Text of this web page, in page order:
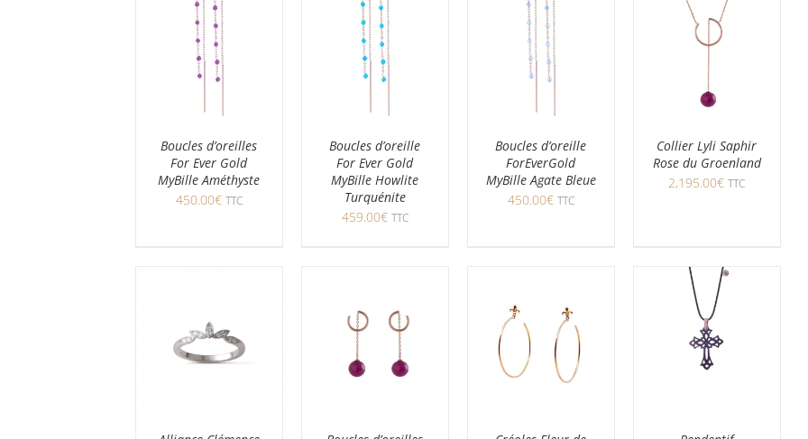
Boucles d’oreilles
For Ever Gold
MyBille Améthyste
450.00€ TTC
Boucles d’oreille
For Ever Gold
MyBille Howlite
Turquénite
459.00€ TTC
Boucles d’oreille
ForEverGold
MyBille Agate Bleue
450.00€ TTC
Collier Lyli Saphir
Rose du Groenland
2,195.00€ TTC